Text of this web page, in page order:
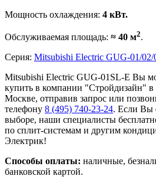
Мощность охлаждения: 4 кВт.
Обслуживаемая площадь: ≈ 40 м2.
Серия: Mitsubishi Electric GUG-01/02/
Mitsubishi Electric GUG-01SL-E Вы
купить в компании "Стройдизайн" в
Москве, отправив запрос или
телефону 8 (495) 740-23-24. Если Вы
выборе, наши специалисты
по сплит-системам и другим
Электрик!
Способы оплаты: наличные,
банковской картой.